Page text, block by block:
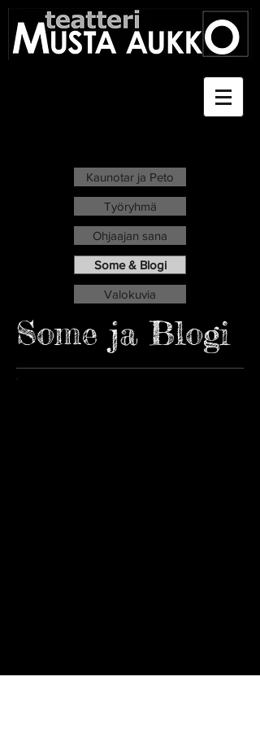
Kaunotar ja Peto
Työryhmä
Ohjaajan sana
Some & Blogi
Valokuvia
Some ja Blogi